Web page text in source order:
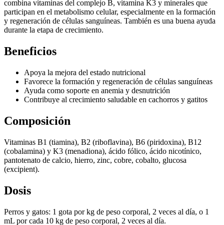
combina vitaminas del complejo B, vitamina K3 y minerales que
participan en el metabolismo celular, especialmente en la formación
y regeneración de células sanguíneas. También es una buena ayuda
durante la etapa de crecimiento.
Beneficios
Apoya la mejora del estado nutricional
Favorece la formación y regeneración de células sanguíneas
Ayuda como soporte en anemia y desnutrición
Contribuye al crecimiento saludable en cachorros y gatitos
Composición
Vitaminas B1 (tiamina), B2 (riboflavina), B6 (piridoxina), B12
(cobalamina) y K3 (menadiona), ácido fólico, ácido nicotínico,
pantotenato de calcio, hierro, zinc, cobre, cobalto, glucosa
(excipient).
Dosis
Perros y gatos: 1 gota por kg de peso corporal, 2 veces al día, o 1
mL por cada 10 kg de peso corporal, 2 veces al día.